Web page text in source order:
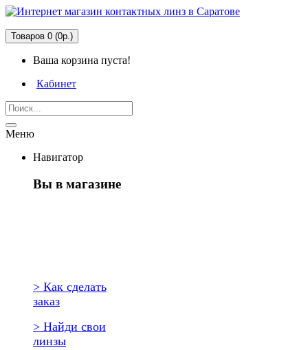
Товаров 0 (0р.)
Ваша корзина пуста!
Кабинет
Меню
Навигатор
Вы в магазине
> Как сделать
заказ
> Найди свои
линзы